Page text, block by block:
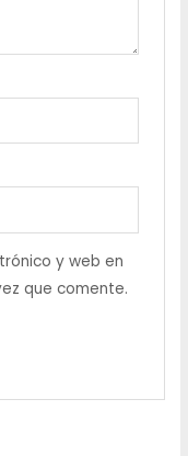
y web en
que comente.